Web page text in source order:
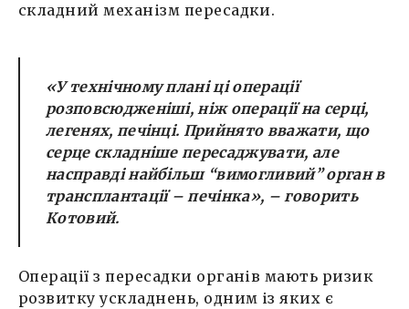
складний механізм пересадки.
«У технічному плані ці операції
розповсюдженіші, ніж операції на серці,
легенях, печінці. Прийнято вважати, що
серце складніше пересаджувати, але
насправді найбільш “вимогливий” орган в
трансплантації – печінка», – говорить
Котовий.
Операції з пересадки органів мають ризик
розвитку ускладнень, одним із яких є